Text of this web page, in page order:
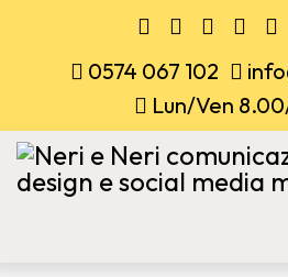
0574 067 102
Lun/Ven